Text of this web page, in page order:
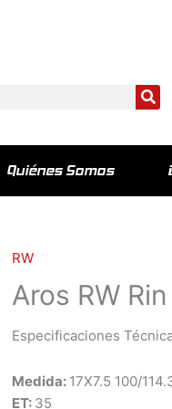
Quiénes Somos
RW
Aros RW
Especificaciones
Medida: 17X7.5 100/
ET: 35